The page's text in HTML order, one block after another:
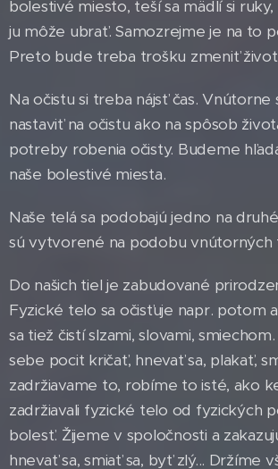
bolestivé miesto, teší sa mädlí si
ju môže ubrať. Samozrejme je na to
Preto bude treba trošku zmeniť
Na očistu si treba nájsť čas. Vnútorne
nastaviť na očistu ako na spôsob
potreby robenia očisty. Budeme
naše bolestivé miesta.
Naše telá sa podobajú jedno na
sú vytvorené na podobu vnútorných
Do našich tiel je zabudované
Fyzické telo sa očisťuje napr. potom
sa tiež čistí slzami, slovami,
sebe pocit kričať, hnevať sa, plakať,
zadržiavame to, robíme to isté, ako
zadržiavali fyzické telo od fyzických
bolesť. Žijeme v spoločnosti a
hnevať sa, smiať sa, byť zlý... Držíme